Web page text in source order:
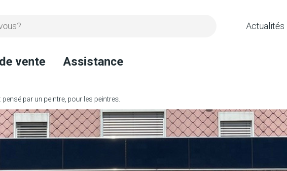
vente Assistance
Actualités
par un peintre, pour les peintres.